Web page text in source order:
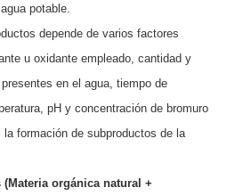
potable.
depende de varios factores
u oxidante empleado, cantidad y
en el agua, tiempo de
pH y concentración de bromuro
formación de subproductos de la
orgánica natural +